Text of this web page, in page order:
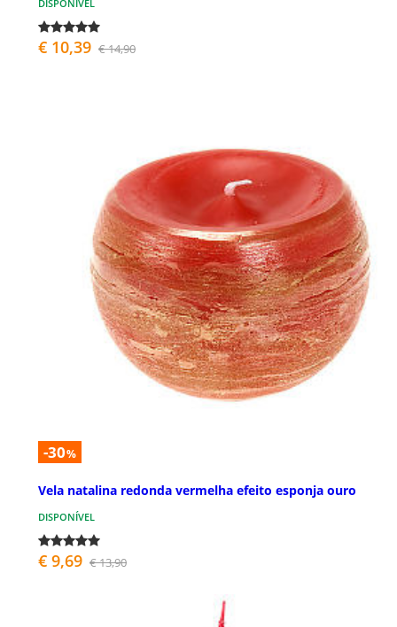
DISPONÍVEL
€ 10,39 € 14,90
-30%
Vela natalina redonda vermelha efeito esponja ouro
DISPONÍVEL
€ 9,69 € 13,90